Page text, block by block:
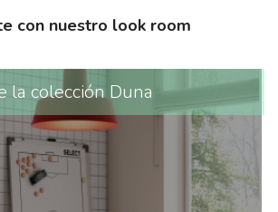
con nuestro look room
la colección Duna